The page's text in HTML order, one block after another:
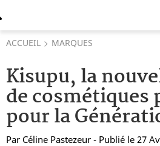
ACCUEIL MARQUES
Kisupu, la
de cosmétiques
pour la
Par Céline Pastezeur - Publié le 27